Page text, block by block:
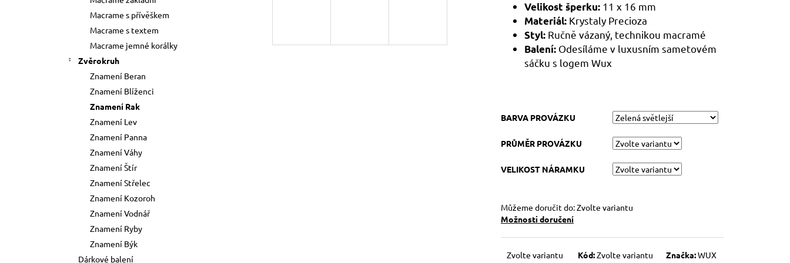
Macrame s přívěškem
Macrame s textem
Macrame jemné korálky
Zvěrokruh
Znamení Beran
Znamení Blíženci
Znamení Rak
Znamení Lev
Znamení Panna
Znamení Váhy
Znamení Štír
Znamení Střelec
Znamení Kozoroh
Znamení Vodnář
Znamení Ryby
Znamení Býk
Dárkové balení
Velikost šperku: 11 x 16 mm
Materiál: Krystaly Precioza
Styl: Ručně vázaný, technikou macramé
Balení: Odesíláme v luxusním sametovém
sáčku s logem Wux
BARVA PROVÁZKU
PRŮMĚR PROVÁZKU
VELIKOST NÁRAMKU
Můžeme doručit do:Zvolte variantu
Možnosti doručení
Zvolte variantu Kód:Zvolte variantu Značka:WUX
Původně: 89 Kč 149 Kč